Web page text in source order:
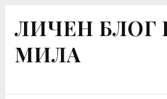
ЛИЧЕН БЛОГ
МИЛА